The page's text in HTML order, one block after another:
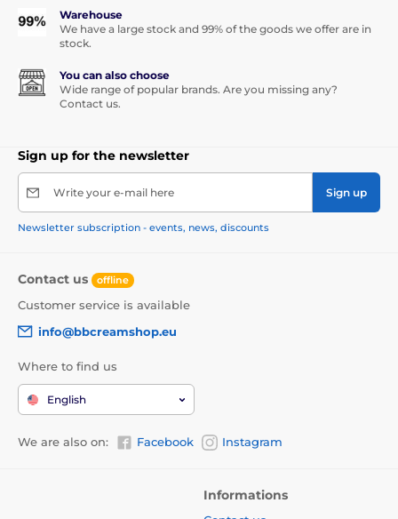
Warehouse
We have a large stock and 99% of the goods we offer are in
stock.
You can also choose
Wide range of popular brands. Are you missing any?
Contact us.
Sign up for the newsletter
Write your e-mail here Sign up
Newsletter subscription - events, news, discounts
Contact us offline
Customer service is available
info@bbcreamshop.eu
Where to find us
English
We are also on: Facebook Instagram
Informations